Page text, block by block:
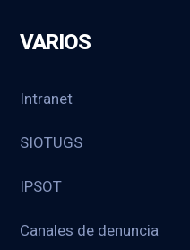
VARIOS
Intranet
SIOTUGS
IPSOT
Canales de denuncia